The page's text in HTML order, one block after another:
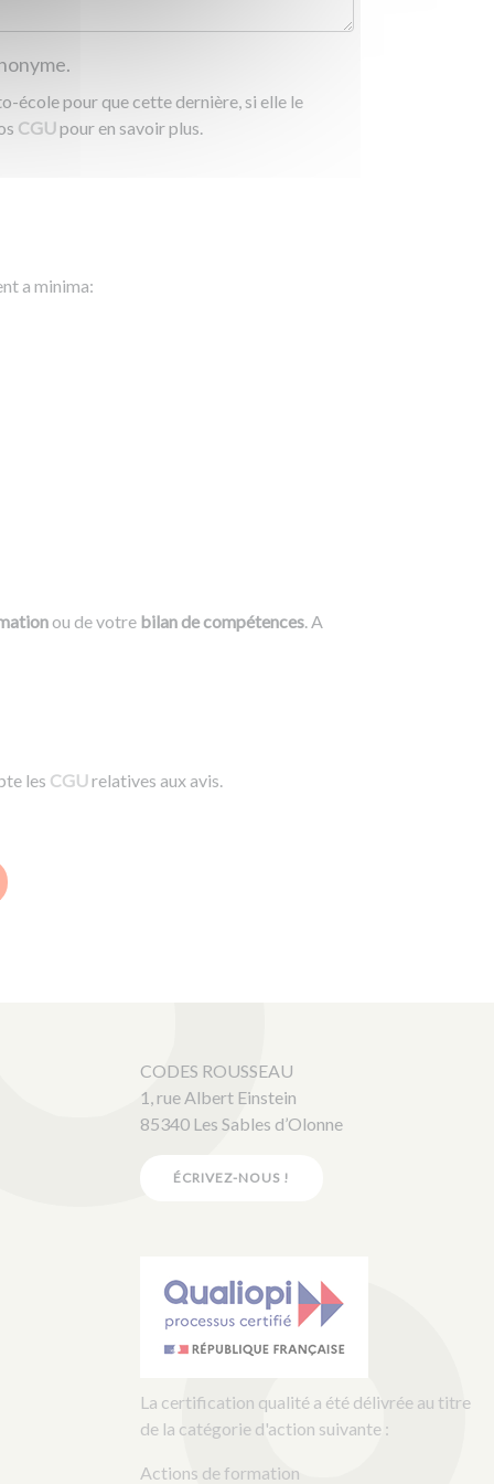
école pour que cette dernière, si elle le
CGUpour en savoir plus.
a minima:
ou de votre bilan de compétences. A
les CGUrelatives aux avis.
CODES ROUSSEAU
1, rue Albert Einstein
85340 Les Sables d’Olonne
ÉCRIVEZ-NOUS !
La certification qualité a été délivrée au titre
de la catégorie d'action suivante :
Actions de formation